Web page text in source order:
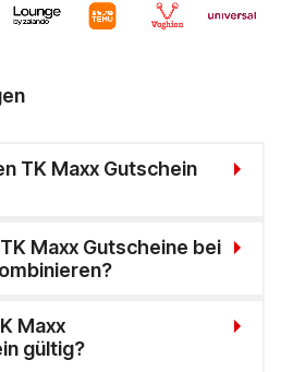
TK Maxx Gutschein
Maxx Gutscheine bei
Maxx
gültig?